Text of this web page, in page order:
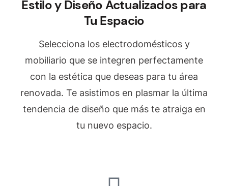
Estilo y Diseño Actualizados para
Tu Espacio
Selecciona los electrodomésticos y
mobiliario que se integren perfectamente
con la estética que deseas para tu área
renovada. Te asistimos en plasmar la última
tendencia de diseño que más te atraiga en
tu nuevo espacio.